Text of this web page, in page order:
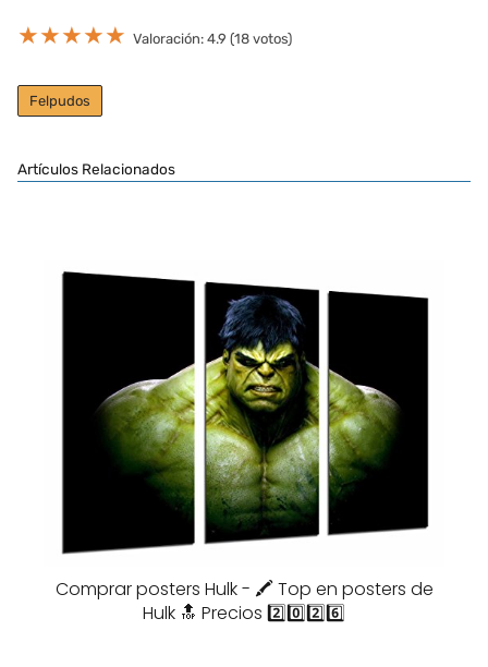
★★★★★ Valoración: 4.9 (18 votos)
Felpudos
Artículos Relacionados
Comprar posters Hulk - 🖍️ Top en posters de
Hulk 🔝 Precios 2️⃣0️⃣2️⃣6️⃣